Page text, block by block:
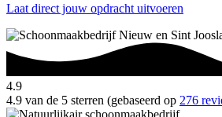
Laat direct jouw opdracht uitvoeren
4.9
4.9 van de 5 sterren (gebaseerd op 276